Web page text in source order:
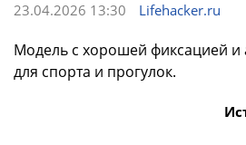
23.04.2026 13:30 Lifehacker.ru
Модель с хорошей фиксацией
для спорта и прогулок.